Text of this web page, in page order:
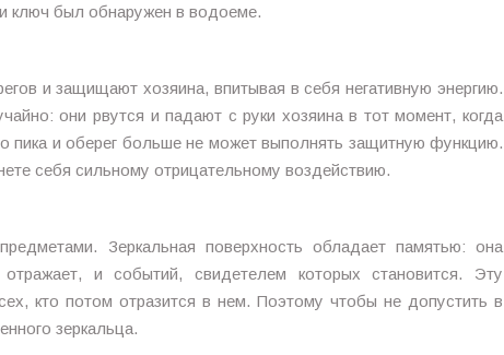
ключ был обнаружен в водоеме.
и защищают хозяина, впитывая в себя негативную энергию.
они рвутся и падают с руки хозяина в тот момент, когда
пика и оберег больше не может выполнять защитную функцию.
себя сильному отрицательному воздействию.
Зеркальная поверхность обладает памятью: она
и событий, свидетелем которых становится. Эту
кто потом отразится в нем. Поэтому чтобы не допустить в
зеркальца.